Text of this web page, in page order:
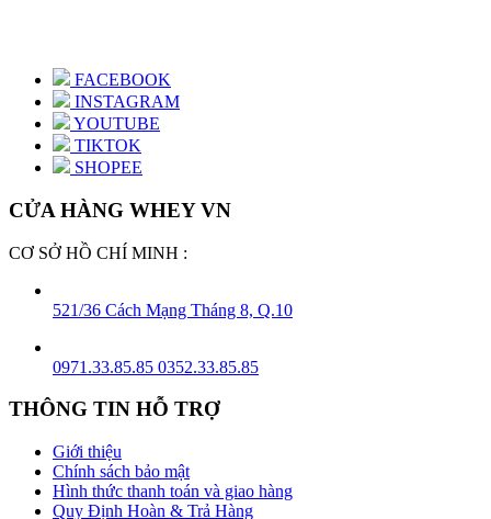
FACEBOOK
INSTAGRAM
YOUTUBE
TIKTOK
SHOPEE
CỬA HÀNG WHEY VN
CƠ SỞ HỒ CHÍ MINH :
521/36 Cách Mạng Tháng 8, Q.10
0971.33.85.85 0352.33.85.85
THÔNG TIN HỖ TRỢ
Giới thiệu
Chính sách bảo mật
Hình thức thanh toán và giao hàng
Quy Định Hoàn & Trả Hàng